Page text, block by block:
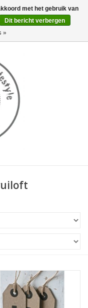
0 Artikelen - €0,00
met het gebruik van
Dit bericht verbergen
»